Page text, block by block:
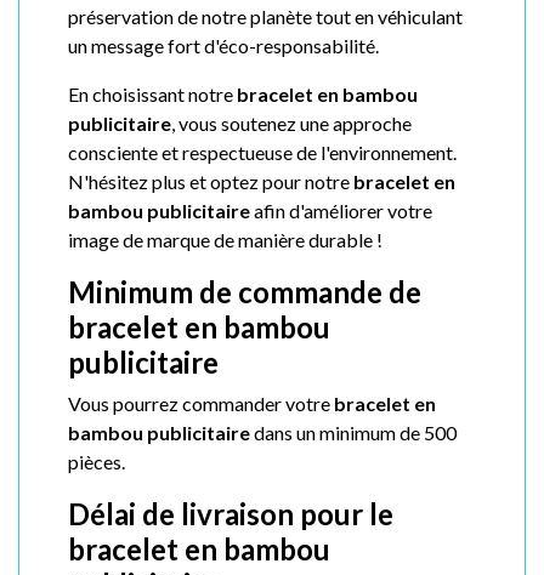
préservation de notre planète tout en véhiculant
un message fort d'éco-responsabilité.
En choisissant notre bracelet en bambou
publicitaire , vous soutenez une approche
consciente et respectueuse de l'environnement.
N'hésitez plus et optez pour notre bracelet en
bambou publicitaireafin d'améliorer votre
image de marque de manière durable !
Minimum de commande de
bracelet en bambou
publicitaire
Vous pourrez commander votre bracelet en
bambou publicitairedans un minimum de 500
pièces.
Délai de livraison pour le
bracelet en bambou